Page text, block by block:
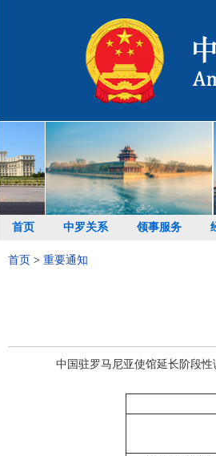
首页 中罗关系 领事服务
首页 > 重要通知
中国驻罗马尼亚使馆延长阶段性